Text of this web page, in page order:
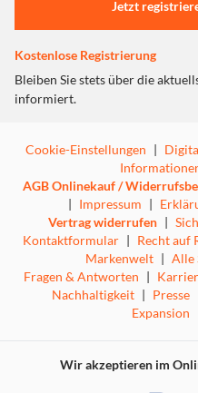
Jetzt
Kostenlose Registrierung
Bleiben Sie stets über die
informiert.
Cookie-Einstellungen |
AGB Onlinekauf /
| Impressum |
Vertrag widerrufen |
Kontaktformular | Recht auf
Markenwelt | Alle
Fragen & Antworten |
Nachhaltigkeit | Presse
Expansion
Wir akzeptieren im